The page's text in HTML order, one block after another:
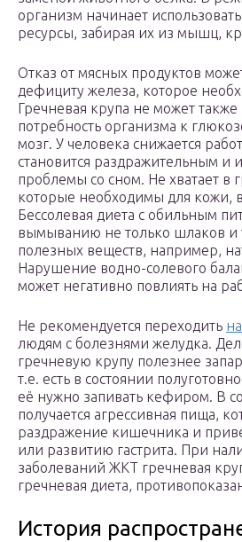
организм начинает
ресурсы, забирая их из мышц,
Отказ от мясных продуктов
дефициту железа, которое
Гречневая крупа не может также
потребность организма к
мозг. У человека снижается
становится раздражительным и
проблемы со сном. Не хватает в
которые необходимы для кожи,
Бессолевая диета с обильным
вымыванию не только шлаков и
полезных веществ, например,
Нарушение водно-солевого
может негативно повлиять на
Не рекомендуется переходить
людям с болезнями желудка.
гречневую крупу полезнее
т.е. есть в состоянии
её нужно запивать кефиром. В
получается агрессивная пища,
раздражение кишечника и
или развитию гастрита. При
заболеваний ЖКТ гречневая
гречневая диета,
История